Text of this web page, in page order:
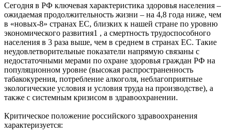
Сегодня в РФ ключевая характеристика здоровья населения –
ожидаемая продолжительность жизни – на 4,8 года ниже, чем
в «новых-8» странах ЕС, близких к нашей стране по уровню
экономического развития1 , а смертность трудоспособного
населения в 3 раза выше, чем в среднем в странах ЕС. Такие
неудовлетворительные показатели напрямую связаны с
недостаточными мерами по охране здоровья граждан РФ на
популяционном уровне (высокая распространенность
табакокурения, потребление алкоголя, неблагоприятные
экологические условия и условия труда на производстве), а
также с системным кризисом в здравоохранении.
Критическое положение российского здравоохранения
характеризуется: